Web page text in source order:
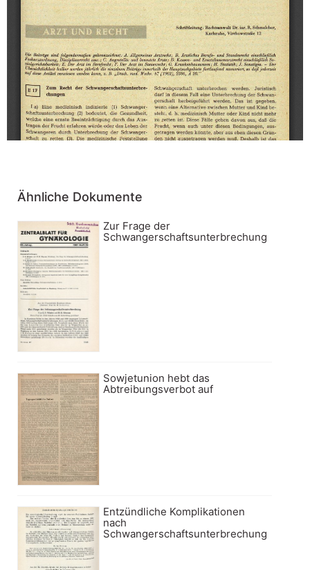
Ähnliche Dokumente
Zur Frage der
Schwangerschaftsunterbrechung
Sowjetunion hebt das
Abtreibungsverbot auf
Entzündliche Komplikationen
nach
Schwangerschaftsunterbrechung